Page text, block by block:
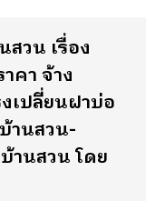
สวน เรื่อง
คา จ้าง
เปลี่ยนฝาบ่อ
านสวน-
านสวน โดย